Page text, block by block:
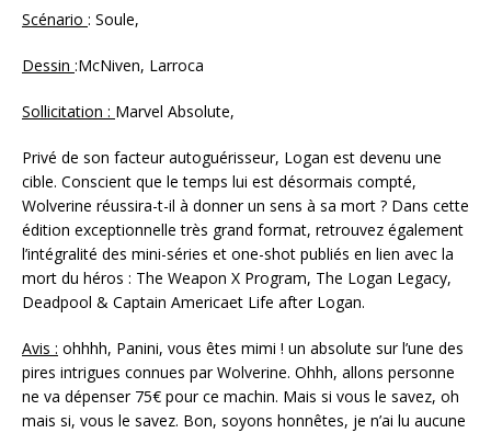
Scénario : Soule,
Dessin :McNiven, Larroca
Sollicitation : Marvel Absolute,
Privé de son facteur autoguérisseur, Logan est devenu une
cible. Conscient que le temps lui est désormais compté,
Wolverine réussira-t-il à donner un sens à sa mort ? Dans cette
édition exceptionnelle très grand format, retrouvez également
l’intégralité des mini-séries et one-shot publiés en lien avec la
mort du héros : The Weapon X Program, The Logan Legacy,
Deadpool & Captain Americaet Life after Logan.
Avis : ohhhh, Panini, vous êtes mimi ! un absolute sur l’une des
pires intrigues connues par Wolverine. Ohhh, allons personne
ne va dépenser 75€ pour ce machin. Mais si vous le savez, oh
mais si, vous le savez. Bon, soyons honnêtes, je n’ai lu aucune